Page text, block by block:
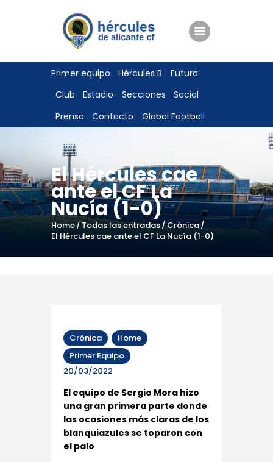
Primer equipo Hércules B
Futura
Club
Estadio Secciones
Social
Prensa
Contacto Global Football
El Hércules cae
ante el CF La
Nucía (1-0)
Home Todas las entradas Crónica
El Hércules cae ante el CF La Nucía (1-0)
ENTRADAS
TIENDA
HÉRCULESCF100
Crónica
Home
Primer Equipo
20/03/2022
El equipo de Sergio Mora hizo
una gran primera parte donde
las ocasiones más claras de los
blanquiazules se toparon con
el palo